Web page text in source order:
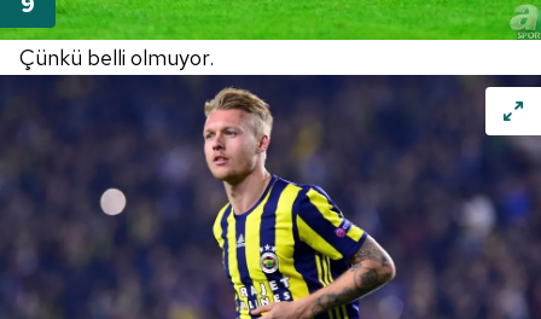
Çünkü belli olmuyor.